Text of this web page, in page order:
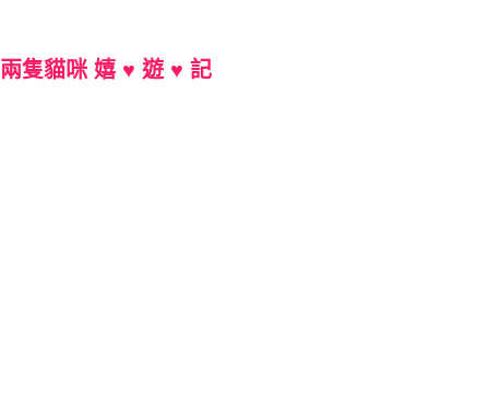
兩隻貓咪 嬉 ♥ 遊 ♥ 記